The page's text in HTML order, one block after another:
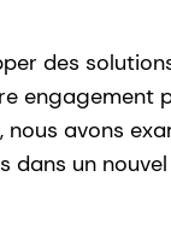
des
engagement
avons
un